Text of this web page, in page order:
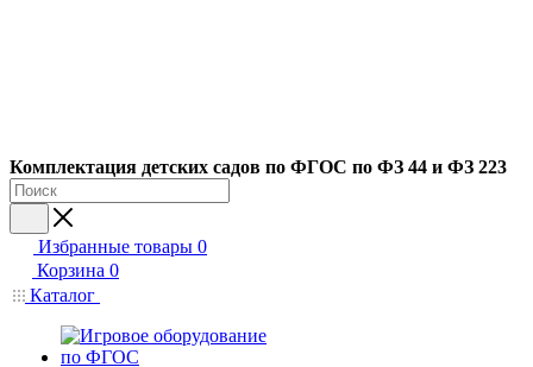
Комплектация детских садов по ФГОC по ФЗ 44 и ФЗ 223
Избранные товары 0
Корзина 0
Каталог